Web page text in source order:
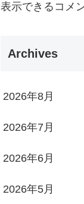
表示できるコメ
Archives
2026年8月
2026年7月
2026年6月
2026年5月